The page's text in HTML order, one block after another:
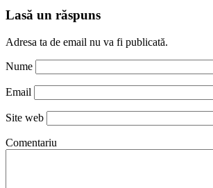
Lasă un răspuns
Adresa ta de email nu va fi publicată.
Nume
Email
Site web
Comentariu